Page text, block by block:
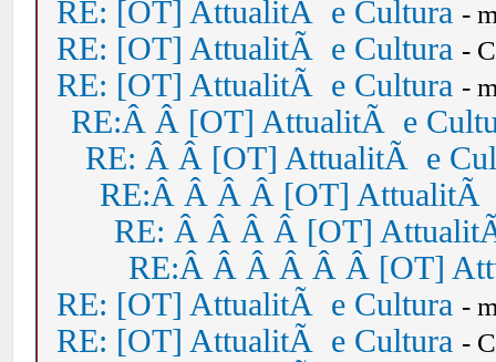
RE: [OT] AttualitÃ e Cultura -
RE: [OT] AttualitÃ e Cultura -
RE: [OT] AttualitÃ e Cultura -
RE:Â Â [OT] AttualitÃ e
RE: Â Â [OT] AttualitÃ e
RE:Â Â Â Â [OT] AttualitÃ
RE: Â Â Â Â [OT]
RE:Â Â Â Â Â Â [OT]
RE: [OT] AttualitÃ e Cultura -
RE: [OT] AttualitÃ e Cultura -